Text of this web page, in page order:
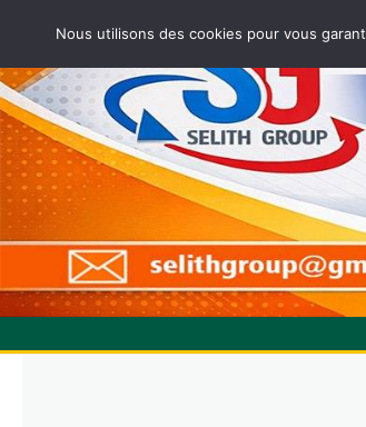
Nous utilisons des cookies pour vous